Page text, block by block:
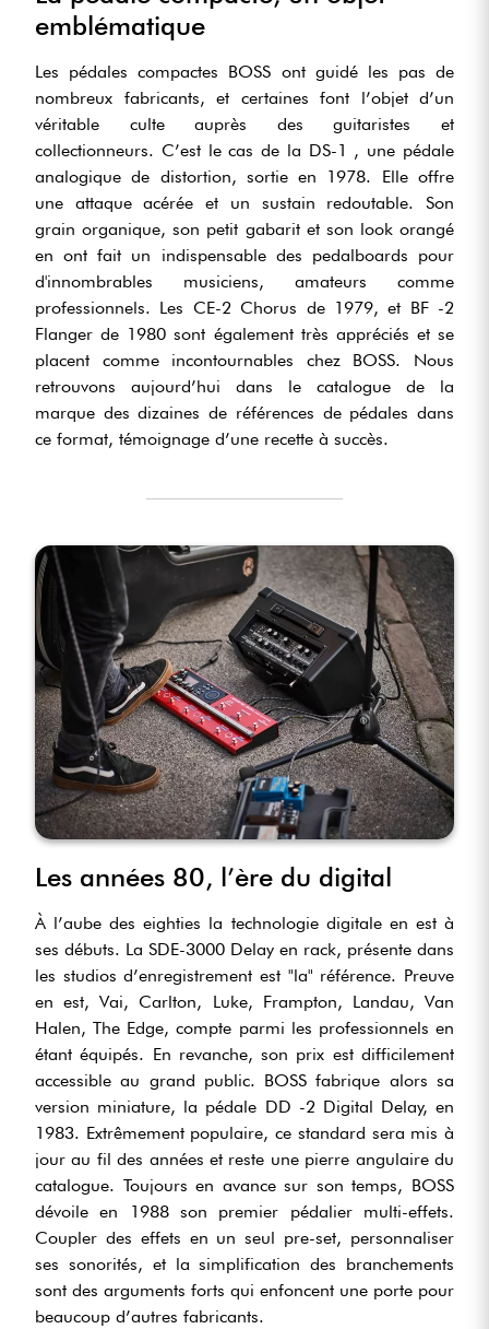
emblématique
Les pédales compactes BOSS ont guidé les pas de
nombreux fabricants, et certaines font l’objet d’un
véritable culte auprès des guitaristes et
collectionneurs. C’est le cas de la DS-1 , une pédale
analogique de distortion, sortie en 1978. Elle offre
une attaque acérée et un sustain redoutable. Son
grain organique, son petit gabarit et son look orangé
en ont fait un indispensable des pedalboards pour
d'innombrables musiciens, amateurs comme
professionnels. Les CE-2 Chorus de 1979, et BF -2
Flanger de 1980 sont également très appréciés et se
placent comme incontournables chez BOSS. Nous
retrouvons aujourd’hui dans le catalogue de la
marque des dizaines de références de pédales dans
ce format, témoignage d’une recette à succès.
Les années 80, l’ère du digital
À l’aube des eighties la technologie digitale en est à
ses débuts. La SDE-3000 Delay en rack, présente dans
les studios d’enregistrement est "la" référence. Preuve
en est, Vai, Carlton, Luke, Frampton, Landau, Van
Halen, The Edge, compte parmi les professionnels en
étant équipés. En revanche, son prix est difficilement
accessible au grand public. BOSS fabrique alors sa
version miniature, la pédale DD -2 Digital Delay, en
1983. Extrêmement populaire, ce standard sera mis à
jour au fil des années et reste une pierre angulaire du
catalogue. Toujours en avance sur son temps, BOSS
dévoile en 1988 son premier pédalier multi-effets.
Coupler des effets en un seul pre-set, personnaliser
ses sonorités, et la simplification des branchements
sont des arguments forts qui enfoncent une porte pour
beaucoup d’autres fabricants.